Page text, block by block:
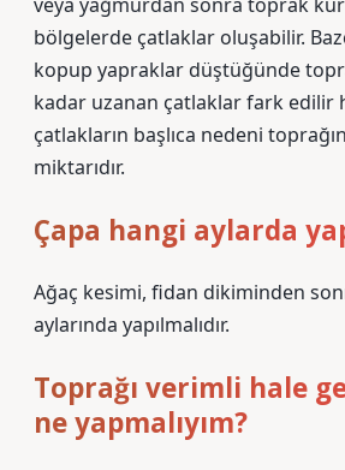
bölgelerde çatlaklar oluşabilir.
kopup yapraklar düştüğünde
kadar uzanan çatlaklar fark edilir
çatlakların başlıca nedeni
miktarıdır.
Çapa hangi aylarda
Ağaç kesimi, fidan dikiminden
aylarında yapılmalıdır.
Toprağı verimli hale
ne yapmalıyım?